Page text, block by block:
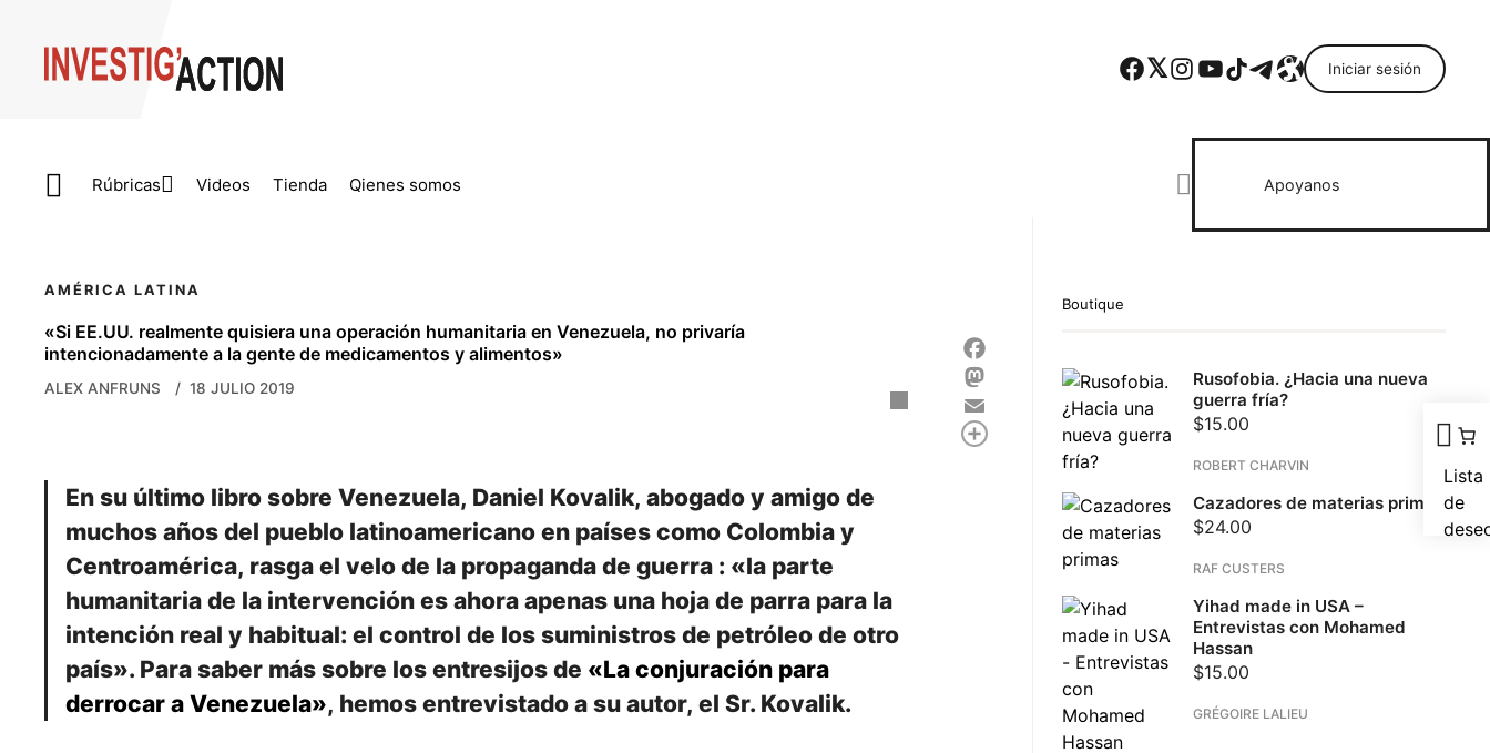
Facebook Twitter Instagram YouTube TikTok Telegram Enlace Iniciar sesión
Rúbricas Videos Tienda Qienes somos Apoyanos
Lista
de
«Si EE.UU. realmente quisiera una operación humanitaria en Venezuela, no privaría
intencionadamente a la gente de medicamentos y alimentos»
ALEX ANFRUNS 18 JULIO 2019
En su último libro sobre Venezuela, Daniel Kovalik, abogado y amigo de
muchos años del pueblo latinoamericano en países como Colombia y
Centroamérica, rasga el velo de la propaganda de guerra : «la parte
humanitaria de la intervención es ahora apenas una hoja de parra para la
intención real y habitual: el control de los suministros de petróleo de otro
país». Para saber más sobre los entresijos de «La conjuración para
derrocar a Venezuela», hemos entrevistado a su autor, el Sr. Kovalik.
AMÉRICA LATINA
Facebook
Mastodon
Email
Compartir
Boutique
Rusofobia. ¿Hacia una nueva
guerra fría?
$15.00
ROBERT CHARVIN
Cazadores de materias primas
$24.00
RAF CUSTERS
Yihad made in USA –
Entrevistas con Mohamed
Hassan
$15.00
GRÉGOIRE LALIEU